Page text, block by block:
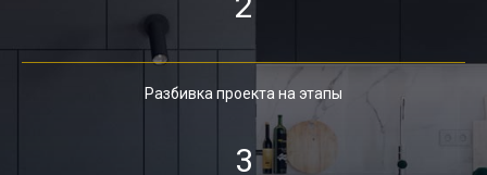
Разбивка проекта на этапы
3